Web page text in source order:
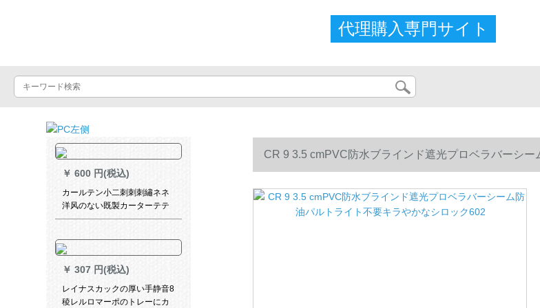
代理購入専門サイト
￥ 600 円(税込)
カールテン小二刺刺刺繡ネネ
洋风のない既製カーターテテ
ンカースタム日よけ高级大气
ー02镜中花米色既制カースト
ストール幅1.5 m*高さ2.7 m打
孔加工1枚
￥ 307 円(税込)
レイナスカックの厚い手静音8
稜レルロマーポのトレーにカ
CR 9 3.5 cmPVC防水ブラインド遮光プロベラバーシ